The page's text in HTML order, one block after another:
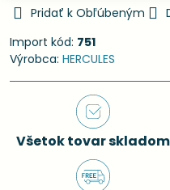
Pridať k Obľúbeným
Import kód: 751
Výrobca: HERCULES
Všetok tovar skladom